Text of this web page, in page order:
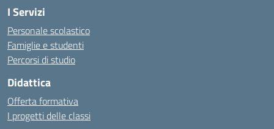
I Servizi
Personale scolastico
Famiglie e studenti
Percorsi di studio
Didattica
Offerta formativa
I progetti delle classi